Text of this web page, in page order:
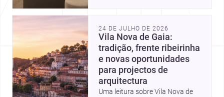
escondidas.
24 DE JULHO DE 2026
Vila Nova de Gaia:
tradição, frente ribeirinha
e novas oportunidades
para projectos de
arquitectura
Uma leitura sobre Vila Nova de